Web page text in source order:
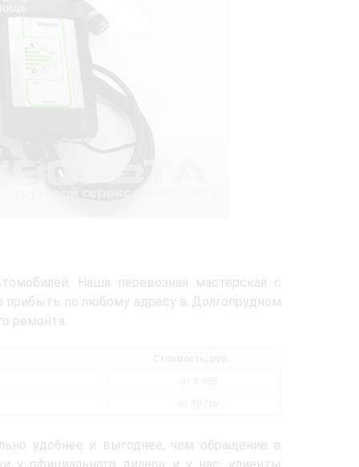
Наша перевозная мастерская с
по любому адресу в Долгопрудном
ремонта.
удобнее и выгоднее, чем обращение в